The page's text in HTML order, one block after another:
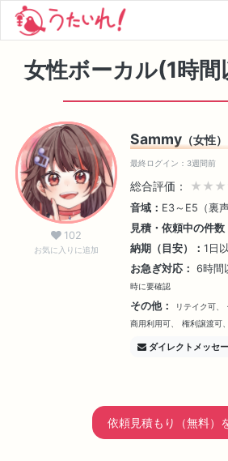
女性ボーカル(1時間
102
お気に入りに追加
Sammy （女性）
最終ログイン：3週間前
総合評価：
音域： E3～E5（裏
見積・依頼中の件数
納期（目安）：1日
お急ぎ対応： 6時間
時に要確認
その他： リテイク可、
商用利用可、
権利譲渡可、
ダイレクトメッセ
依頼見積もり（無料）